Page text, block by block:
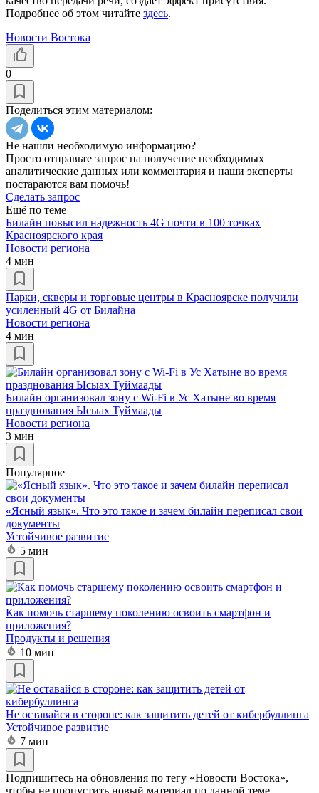
Подробнее об этом читайте здесь.
Новости Востока
0
Поделиться этим материалом:
Не нашли необходимую информацию?
Просто отправьте запрос на получение необходимых
аналитические данных или комментария и наши эксперты
постараются вам помочь!
Сделать запрос
Ещё по теме
Билайн повысил надежность 4G почти в 100 точках
Красноярского края
Новости региона
4 мин
Парки, скверы и торговые центры в Красноярске получили
усиленный 4G от Билайна
Новости региона
4 мин
Билайн организовал зону с Wi-Fi в Ус Хатыне во время
празднования Ысыах Туймаады
Новости региона
3 мин
Популярное
«Ясный язык». Что это такое и зачем билайн переписал свои
документы
Устойчивое развитие
5 мин
Как помочь старшему поколению освоить смартфон и
приложения?
Продукты и решения
10 мин
Не оставайся в стороне: как защитить детей от кибербуллинга
Устойчивое развитие
7 мин
Подпишитесь на обновления по тегу «Новости Востока»,
чтобы не пропустить новый материал по данной теме